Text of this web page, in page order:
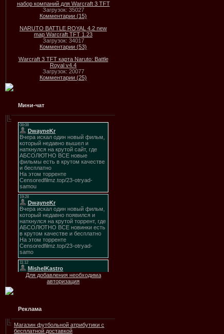
набор компаний для Warcraft 3 TFT
Загрузок: 35027
Комментарии (15)
NARUTO BATTLE ROYAL 4.2 new
map Warcraft TFT 1.23
Загрузок: 34017
Комментарии (53)
Warcraft 3 TFT карта Naruto: Battle
Royal v4.4
Загрузок: 20077
Комментарии (25)
Мини-чат
Для добавления необходима
авторизация
Реклама
Магазин футбольной атрибутики с
бесплатной доставкой